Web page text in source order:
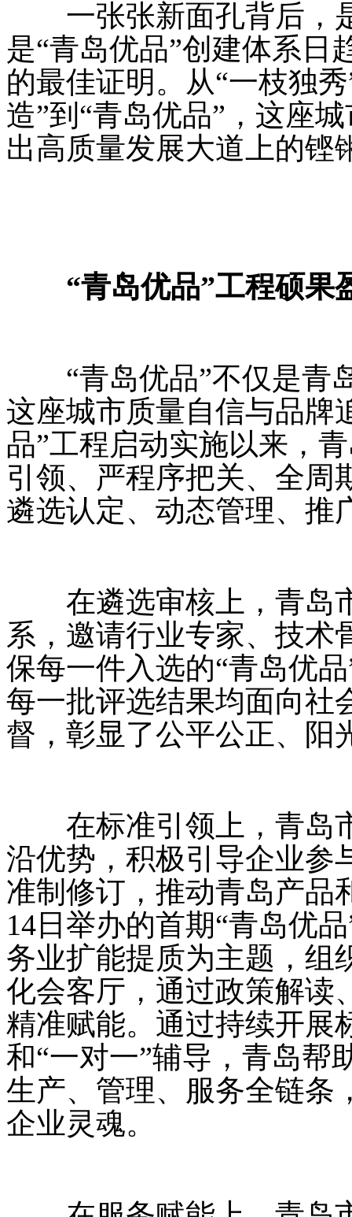
一张张新面孔背后，
是“青岛优品”创建体系日
的最佳证明。从“一枝独
造”到“青岛优品”，这座
出高质量发展大道上的铿
“青岛优品”工程硕果
“青岛优品”不仅是青
这座城市质量自信与品牌
品”工程启动实施以来，
引领、严程序把关、全周
遴选认定、动态管理、推
在遴选审核上，青岛
系，邀请行业专家、技术
保每一件入选的“青岛优
每一批评选结果均面向社
督，彰显了公平公正、阳
在标准引领上，青岛
沿优势，积极引导企业参
准制修订，推动青岛产品
14日举办的首期“青岛优
务业扩能提质为主题，组
化会客厅，通过政策解读
精准赋能。通过持续开展
和“一对一”辅导，青岛帮
生产、管理、服务全链条
企业灵魂。